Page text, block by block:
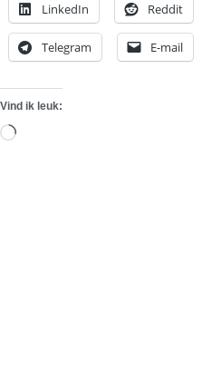
LinkedIn Reddit
Telegram E-mail
Vind ik leuk:
Aan